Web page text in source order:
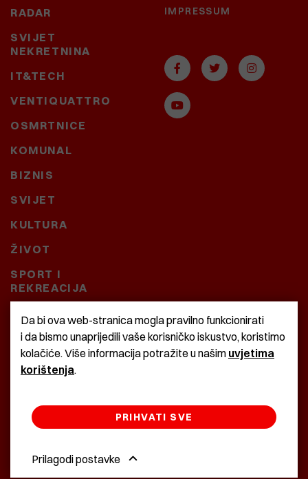
RADAR
SVIJET
NEKRETNINA
IT&TECH
VENTIQUATTRO
OSMRTNICE
KOMUNAL
BIZNIS
SVIJET
KULTURA
ŽIVOT
SPORT I
REKREACIJA
CRNA KRONIKA
BAŠTARDINI I PRAVI
KRASNA ZEMLJA
IMPRESSUM
Da bi ova web-stranica mogla pravilno funkcionirati
i da bismo unaprijedili vaše korisničko iskustvo, koristimo
kolačiće. Više informacija potražite u našim uvjetima
korištenja.
Prilagodi postavke
PRIHVATI SVE